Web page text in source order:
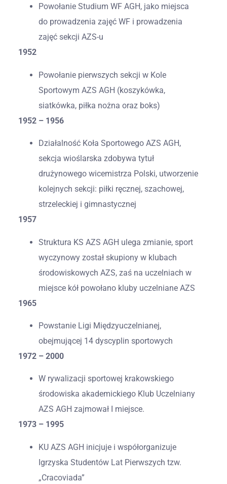
Powołanie Studium WF AGH, jako miejsca
do prowadzenia zajęć WF i prowadzenia
zajęć sekcji AZS-u
1952
Powołanie pierwszych sekcji w Kole
Sportowym AZS AGH (koszykówka,
siatkówka, piłka nożna oraz boks)
1952 – 1956
Działalność Koła Sportowego AZS AGH,
sekcja wioślarska zdobywa tytuł
drużynowego wicemistrza Polski, utworzenie
kolejnych sekcji: piłki ręcznej, szachowej,
strzeleckiej i gimnastycznej
1957
Struktura KS AZS AGH ulega zmianie, sport
wyczynowy został skupiony w klubach
środowiskowych AZS, zaś na uczelniach w
miejsce kół powołano kluby uczelniane AZS
1965
Powstanie Ligi Międzyuczelnianej,
obejmującej 14 dyscyplin sportowych
1972 – 2000
W rywalizacji sportowej krakowskiego
środowiska akademickiego Klub Uczelniany
AZS AGH zajmował I miejsce.
1973 – 1995
KU AZS AGH inicjuje i współorganizuje
Igrzyska Studentów Lat Pierwszych tzw.
„Cracoviada”